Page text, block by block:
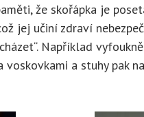
že skořápka je
jej učiní zdraví
Například
a stuhy pak